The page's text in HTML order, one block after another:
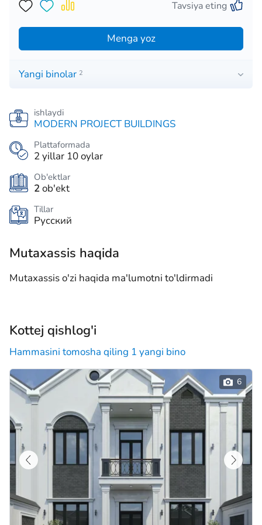
Tavsiya eting
Menga yoz
Yangi binolar 2
ishlaydi
MODERN PROJECT BUILDINGS
Plattaformada
2 yillar 10 oylar
Ob'ektlar
2ob'ekt
Tillar
Русский
Mutaxassis haqida
Mutaxassis o'zi haqida ma'lumotni to'ldirmadi
Kottej qishlog'i
Hammasini tomosha qiling 1 yangi bino